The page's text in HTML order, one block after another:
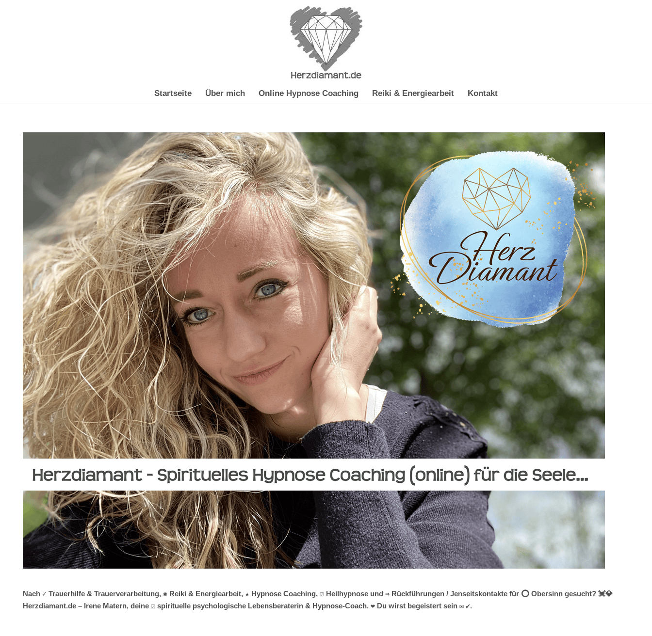
Startseite Über mich Online Hypnose Coaching Reiki & Energiearbeit Kontakt
Nach ✓ Trauerhilfe & Trauerverarbeitung, ✺ Reiki & Energiearbeit, ★ Hypnose Coaching, ☑️ Heilhypnose und ⇒ Rückführungen / Jenseitskontakte für ⭕ Obersinn gesucht? 💓️💎
Herzdiamant.de – Irene Matern, deine ☑️ spirituelle psychologische Lebensberaterin & Hypnose-Coach. ❤ Du wirst begeistert sein ✉ ✔.